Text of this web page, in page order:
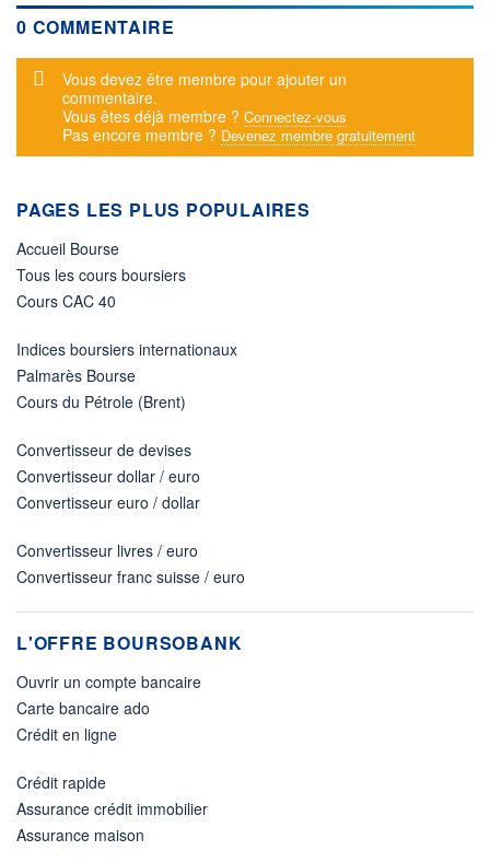
0 COMMENTAIRE
Message d'alerte
Vous devez être membre pour ajouter un
commentaire.
Vous êtes déjà membre ? Connectez-vous
Pas encore membre ? Devenez membre gratuitement
PAGES LES PLUS POPULAIRES
Accueil Bourse
Tous les cours boursiers
Cours CAC 40
Indices boursiers internationaux
Palmarès Bourse
Cours du Pétrole (Brent)
Convertisseur de devises
Convertisseur dollar / euro
Convertisseur euro / dollar
Convertisseur livres / euro
Convertisseur franc suisse / euro
L'OFFRE BOURSOBANK
Ouvrir un compte bancaire
Carte bancaire ado
Crédit en ligne
Crédit rapide
Assurance crédit immobilier
Assurance maison